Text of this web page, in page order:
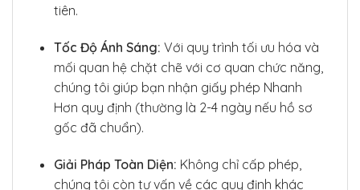
tiên.
Tốc Độ Ánh Sáng: Với quy trình tối ưu hóa và
mối quan hệ chặt chẽ với cơ quan chức năng,
chúng tôi giúp bạn nhận giấy phép Nhanh
Hơn quy định (thường là 2-4 ngày nếu hồ sơ
gốc đã chuẩn).
Giải Pháp Toàn Diện: Không chỉ cấp phép,
chúng tôi còn tư vấn về các quy định khác